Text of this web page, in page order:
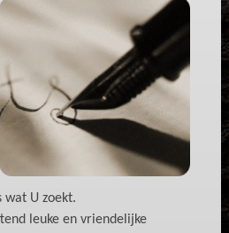
U zoekt.
leuke en vriendelijke